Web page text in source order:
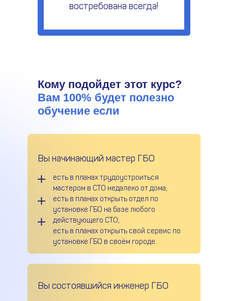
востребована всегда!
Кому подойдет этот курс?
Вам 100% будет полезно
обучение если
Вы начинающий мастер ГБО
есть в планах трудоустроиться
мастером в СТО недалеко от дома;
есть в планах открыть отдел по
установке ГБО на базе любого
действующего СТО;
есть в планах открыть свой сервис по
установке ГБО в своём городе.
Вы состоявшийся инженер ГБО